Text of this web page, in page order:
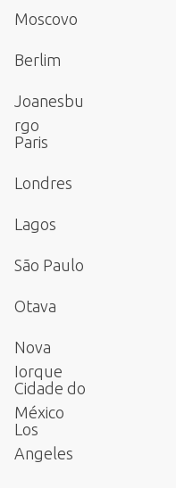
Moscovo
Berlim
Joanesbu
rgo
Paris
Londres
Lagos
São Paulo
Otava
Nova
Iorque
Cidade do
México
Los
Angeles